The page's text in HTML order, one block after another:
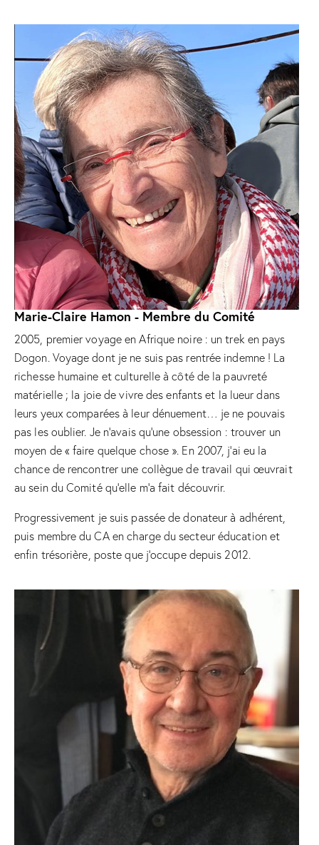
Marie-Claire Hamon - Membre du Comité
2005, premier voyage en Afrique noire : un trek en pays
Dogon. Voyage dont je ne suis pas rentrée indemne ! La
richesse humaine et culturelle à côté de la pauvreté
matérielle ; la joie de vivre des enfants et la lueur dans
leurs yeux comparées à leur dénuement… je ne pouvais
pas les oublier. Je n’avais qu’une obsession : trouver un
moyen de « faire quelque chose ». En 2007, j’ai eu la
chance de rencontrer une collègue de travail qui œuvrait
au sein du Comité qu’elle m’a fait découvrir.
Progressivement je suis passée de donateur à adhérent,
puis membre du CA en charge du secteur éducation et
enfin trésorière, poste que j’occupe depuis 2012.